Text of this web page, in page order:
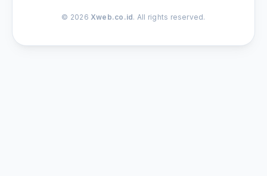
© 2026 Xweb.co.id. All rights reserved.